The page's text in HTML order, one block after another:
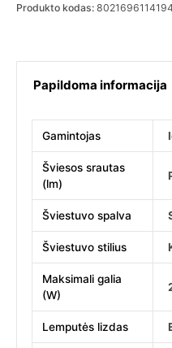
Produkto kodas:
Papildoma informacija
Gamintojas
Šviesos srautas
(lm)
Šviestuvo spalva
Šviestuvo stilius
Maksimali galia
(W)
Lemputės lizdas